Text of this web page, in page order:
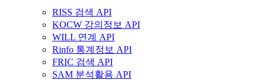
RISS 검색 API
KOCW 강의정보 API
WILL 연계 API
Rinfo 통계정보 API
FRIC 검색 API
SAM 분석활용 API